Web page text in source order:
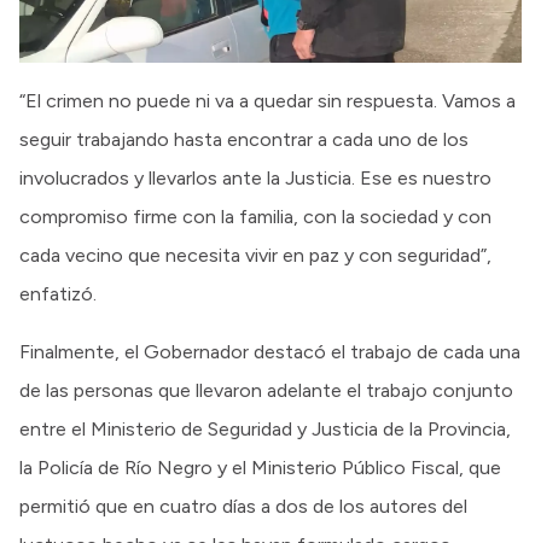
“El crimen no puede ni va a quedar sin respuesta. Vamos a
seguir trabajando hasta encontrar a cada uno de los
involucrados y llevarlos ante la Justicia. Ese es nuestro
compromiso firme con la familia, con la sociedad y con
cada vecino que necesita vivir en paz y con seguridad”,
enfatizó.
Finalmente, el Gobernador destacó el trabajo de cada una
de las personas que llevaron adelante el trabajo conjunto
entre el Ministerio de Seguridad y Justicia de la Provincia,
la Policía de Río Negro y el Ministerio Público Fiscal, que
permitió que en cuatro días a dos de los autores del